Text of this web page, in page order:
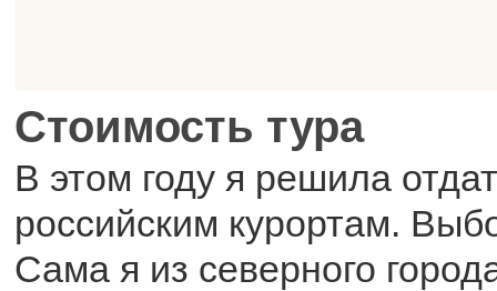
Стоимость тура
В этом году я решила
российским курортам.
Сама я из северного